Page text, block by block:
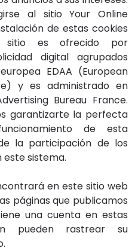
al sitioYour Online
de estas cookies
sitio es ofrecido por
digital agrupados
EDAA (European
y es administrado en
Bureau France.
garantizarte la perfecta
de esta
la participación de los
sistema.
en este sitio web
páginas que publicamos
una cuenta en estas
pueden rastrear su